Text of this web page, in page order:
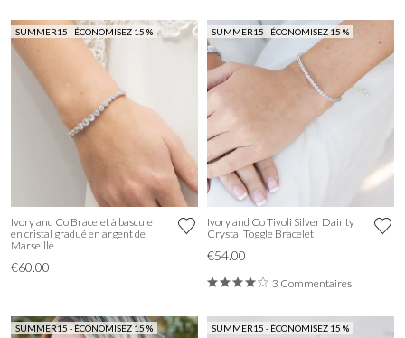
SUMMER15 - ÉCONOMISEZ 15 %
Ivory and Co Bracelet à bascule
en cristal gradué en argent de
Marseille
€60.00
SUMMER15 - ÉCONOMISEZ 15 %
Ivory and Co Tivoli Silver Dainty
Crystal Toggle Bracelet
€54.00
3 Commentaires
SUMMER15 - ÉCONOMISEZ 15 % SUMMER15 - ÉCONOMISEZ 15 %